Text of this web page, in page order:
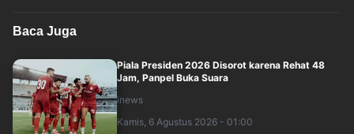
Baca Juga
Piala Presiden 2026 Disorot karena Rehat 48
Jam, Panpel Buka Suara
inews
Kamis, 6 Agustus 2026 - 01:00